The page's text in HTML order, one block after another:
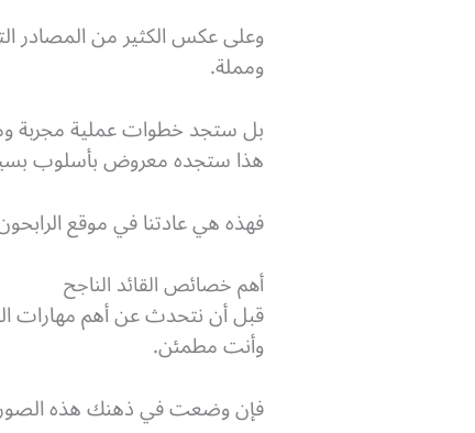
وعلى عكس الكثير من المصادر
ومملة.
بل ستجد خطوات عملية مجربة
هذا ستجده معروض بأسلوب
فهذه هي عادتنا في موقع
أهم خصائص القائد الناجح
قبل أن نتحدث عن أهم مهارات
وأنت مطمئن.
فإن وضعت في ذهنك هذه الصورة